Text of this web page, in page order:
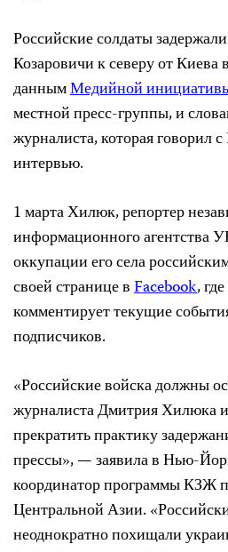
Российские солдаты
Козаровичи к северу от Киева
даннымМедийной
местной пресс-группы, и
журналиста, которая говорил
интервью.
1 марта Хилюк, репортер
информационного агентства
оккупации его села
своей странице вFacebook,
комментирует текущие
подписчиков.
«Российские войска должны
журналиста Дмитрия Хилюка
прекратить практику
прессы», — заявила в Нью-
координатор программы КЗЖ
Центральной Азии.
неоднократно похищали